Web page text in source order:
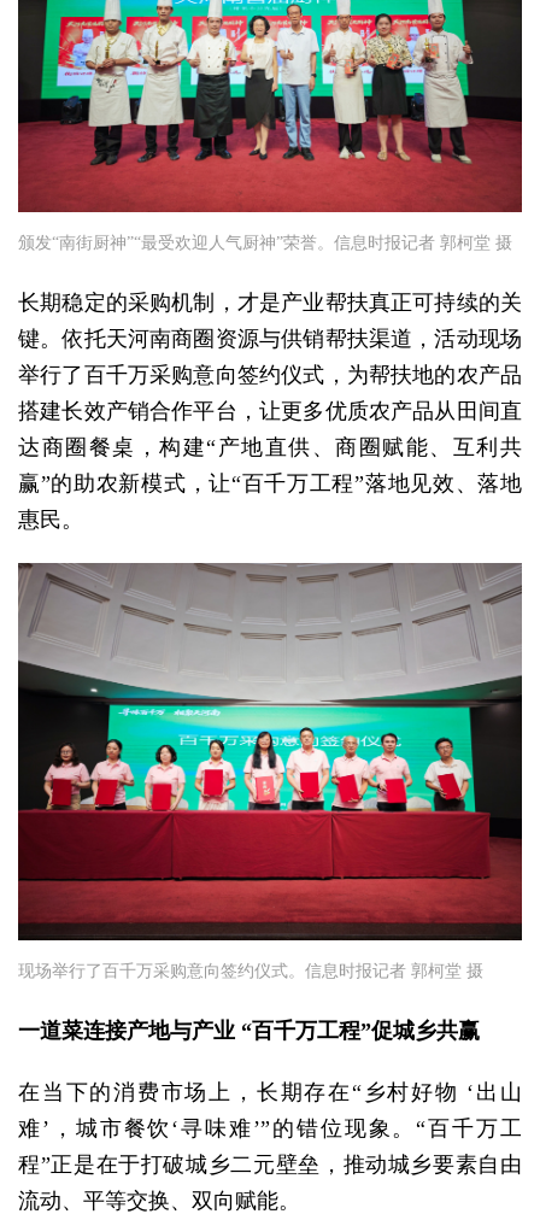
颁发“南街厨神”“最受欢迎人气厨神”荣誉。信息时报记者 郭柯堂 摄
长期稳定的采购机制，才是产业帮扶真正可持续的关
键。依托天河南商圈资源与供销帮扶渠道，活动现场
举行了百千万采购意向签约仪式，为帮扶地的农产品
搭建长效产销合作平台，让更多优质农产品从田间直
达商圈餐桌，构建“产地直供、商圈赋能、互利共
赢”的助农新模式，让“百千万工程”落地见效、落地
惠民。
现场举行了百千万采购意向签约仪式。信息时报记者 郭柯堂 摄
一道菜连接产地与产业 “百千万工程”促城乡共赢
在当下的消费市场上，长期存在“乡村好物 ‘出山
难’，城市餐饮‘寻味难’”的错位现象。“百千万工
程”正是在于打破城乡二元壁垒，推动城乡要素自由
流动、平等交换、双向赋能。